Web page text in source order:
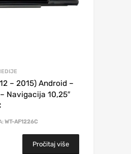
– 2015) Android –
Navigacija 10,25″
WT-AF1226C
Pročitaj više